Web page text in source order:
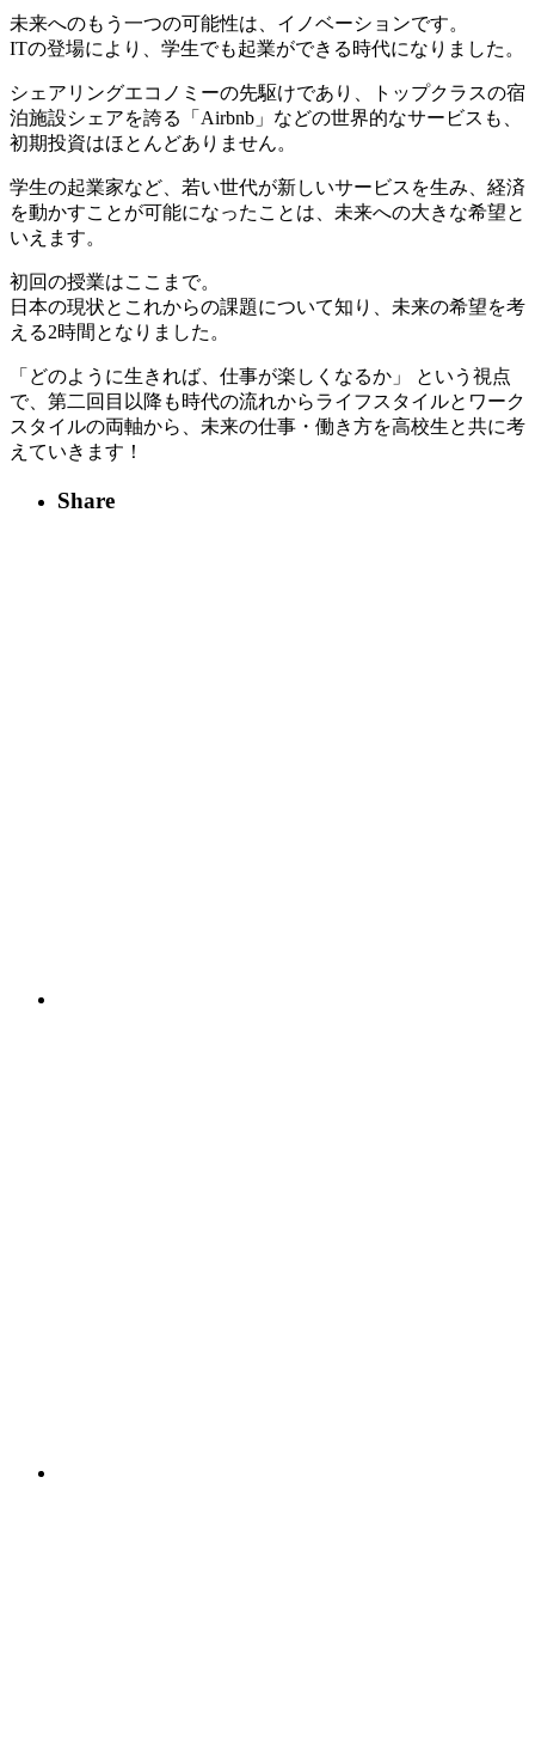
未来へのもう一つの可能性は、イノベーションです。
ITの登場により、学生でも起業ができる時代になりました。
シェアリングエコノミーの先駆けであり、トップクラスの宿
泊施設シェアを誇る「Airbnb」などの世界的なサービスも、
初期投資はほとんどありません。
学生の起業家など、若い世代が新しいサービスを生み、経済
を動かすことが可能になったことは、未来への大きな希望と
いえます。
初回の授業はここまで。
日本の現状とこれからの課題について知り、未来の希望を考
える2時間となりました。
「どのように生きれば、仕事が楽しくなるか」 という視点
で、第二回目以降も時代の流れからライフスタイルとワーク
スタイルの両軸から、未来の仕事・働き方を高校生と共に考
えていきます！
Share